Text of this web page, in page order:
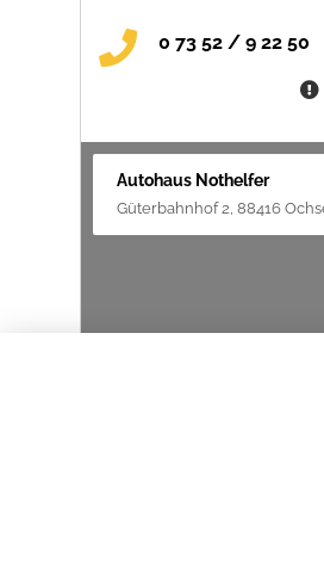
0 73 52 / 9 22 50
Autohaus Nothelfer
Güterbahnhof 2, 88416